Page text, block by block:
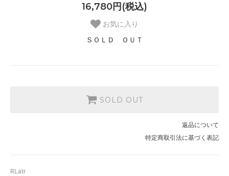
16,780円(税込)
お気に入り
ＳＯＬＤ ＯＵＴ
SOLD OUT
返品について
特定商取引法に基づく表記
RLatr